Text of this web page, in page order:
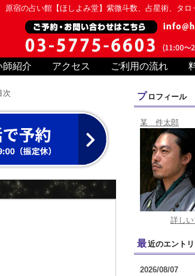
原宿の占い館【ほしよみ堂】紫微斗数、占星術、タ
師紹介 アクセス ご利用の流れ
次 プロフィール
某 件太郎
詳しい
最近のエント
2026/08/07